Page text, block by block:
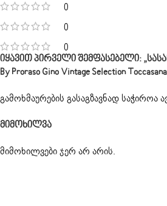
0
0
0
Მიმოხილვა
მიმოხილვები ჯერ არ არის.
Იყავით Პირველი Შემფასებელი:
By Proraso Gino Vintage Selection
გამოხმაურების გასაგზავნად საჭიროა